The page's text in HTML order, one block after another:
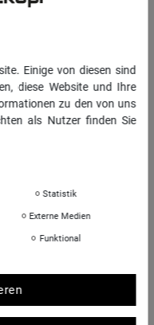
Einige von diesen sind
diese Website und Ihre
zu den von uns
als Nutzer finden Sie
Statistik
Externe Medien
Funktional